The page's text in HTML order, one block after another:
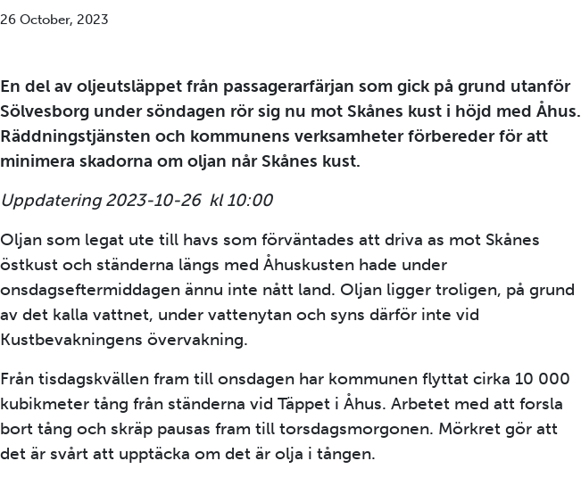
26 October, 2023
En del av oljeutsläppet från passagerarfärjan som gick på grund utanför
Sölvesborg under söndagen rör sig nu mot Skånes kust i höjd med Åhus.
Räddningstjänsten och kommunens verksamheter förbereder för att
minimera skadorna om oljan når Skånes kust.
Uppdatering 2023-10-26 kl 10:00
Oljan som legat ute till havs som förväntades att driva as mot Skånes
östkust och ständerna längs med Åhuskusten hade under
onsdagseftermiddagen ännu inte nått land. Oljan ligger troligen, på grund
av det kalla vattnet, under vattenytan och syns därför inte vid
Kustbevakningens övervakning.
Från tisdagskvällen fram till onsdagen har kommunen flyttat cirka 10 000
kubikmeter tång från ständerna vid Täppet i Åhus. Arbetet med att forsla
bort tång och skräp pausas fram till torsdagsmorgonen. Mörkret gör att
det är svårt att upptäcka om det är olja i tången.